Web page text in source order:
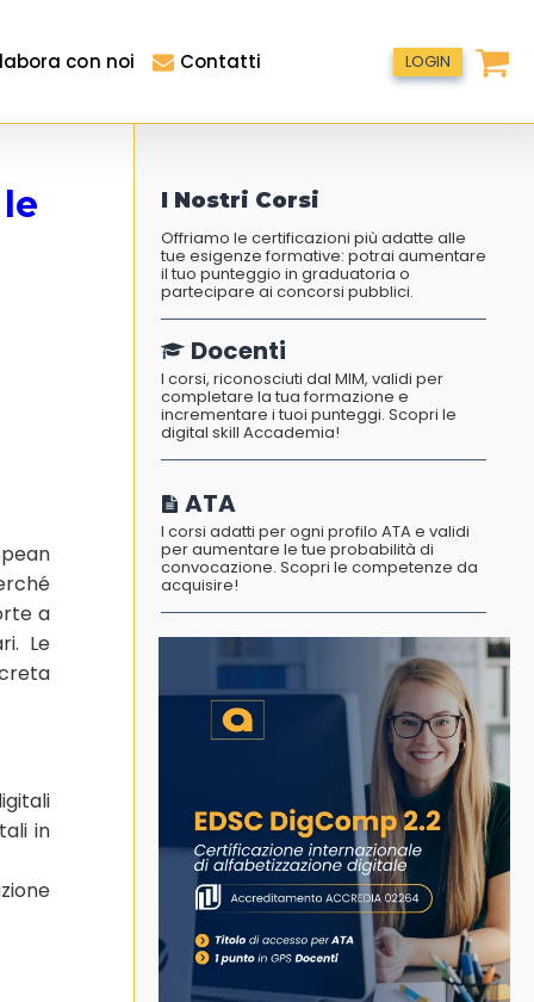
con noi Contatti LOGIN
a
Le
in
I Nostri Corsi
Offriamo le certificazioni più adatte alle
tue esigenze formative: potrai aumentare
il tuo punteggio in graduatoria o
partecipare ai concorsi pubblici.
Docenti
I corsi, riconosciuti dal MIM, validi per
completare la tua formazione e
incrementare i tuoi punteggi. Scopri le
digital skill Accademia!
ATA
I corsi adatti per ogni profilo ATA e validi
per aumentare le tue probabilità di
convocazione. Scopri le competenze da
acquisire!